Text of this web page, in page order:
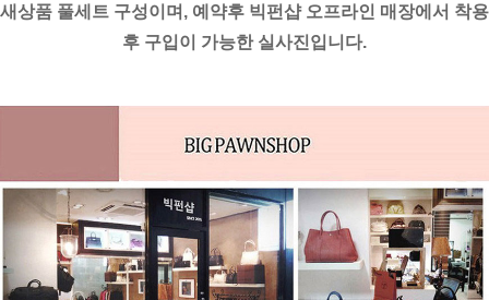
새상품 풀세트 구성이며, 예약후 빅펀샵 오프라인 매장에서 착용
후 구입이 가능한 실사진입니다.